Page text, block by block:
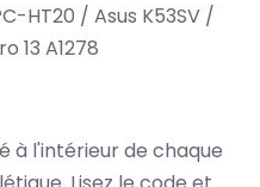
HT20 / Asus K53SV /
13 A1278
à l'intérieur de chaque